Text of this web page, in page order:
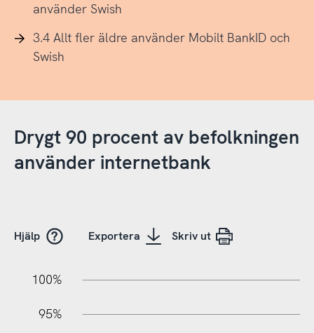
använder Swish
3.4 Allt fler äldre använder Mobilt BankID och
Swish
Drygt 90 procent av befolkningen
använder internetbank
Hjälp Exportera Skriv ut
100%
95%